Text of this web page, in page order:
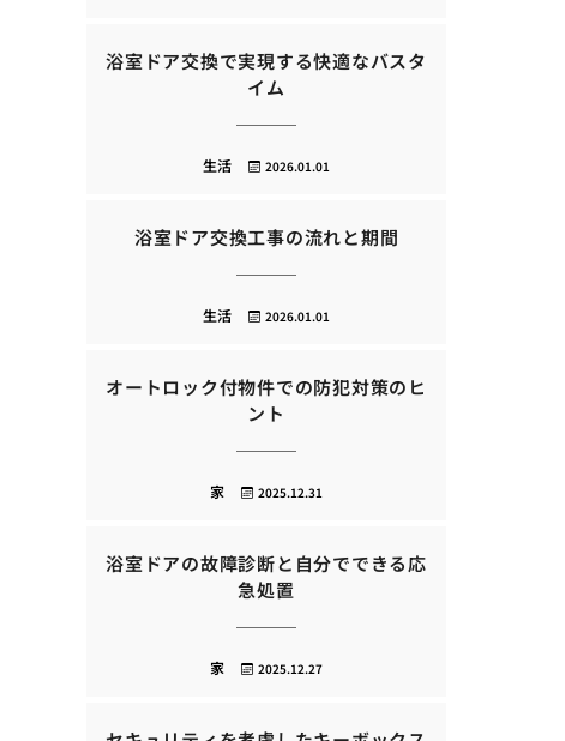
浴室ドア交換で実現する快適なバスタ
イム
2026.01.01
生活
浴室ドア交換工事の流れと期間
2026.01.01
生活
オートロック付物件での防犯対策のヒ
ント
2025.12.31
家
浴室ドアの故障診断と自分でできる応
急処置
2025.12.27
家